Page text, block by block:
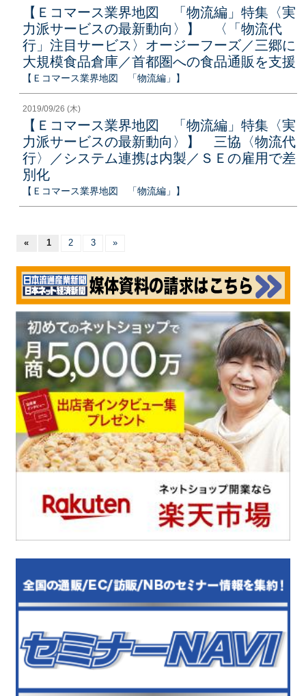
【Ｅコマース業界地図 「物流編」特集〈実
力派サービスの最新動向〉】 〈「物流代
行」注目サービス〉オージーフーズ／三郷に
大規模食品倉庫／首都圏への食品通販を支援
【Ｅコマース業界地図 「物流編」】
2019/09/26 (木)
【Ｅコマース業界地図 「物流編」特集〈実
力派サービスの最新動向〉】 三協〈物流代
行〉／システム連携は内製／ＳＥの雇用で差
別化
【Ｅコマース業界地図 「物流編」】
« 1 2 3 »